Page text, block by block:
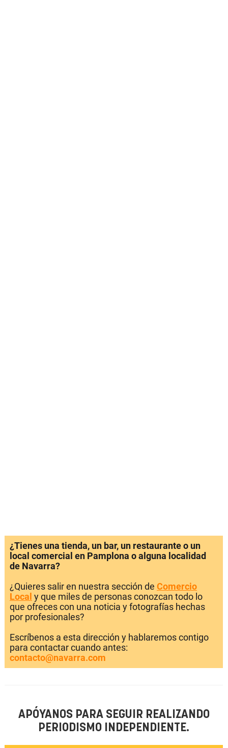
¿Tienes una tienda, un bar, un restaurante o un
local comercial en Pamplona o alguna localidad
de Navarra?
¿Quieres salir en nuestra sección de Comercio
Local y que miles de personas conozcan todo lo
que ofreces con una noticia y fotografías hechas
por profesionales?
Escríbenos a esta dirección y hablaremos contigo
para contactar cuando antes:
contacto@navarra.com
APÓYANOS PARA SEGUIR REALIZANDO
PERIODISMO INDEPENDIENTE.